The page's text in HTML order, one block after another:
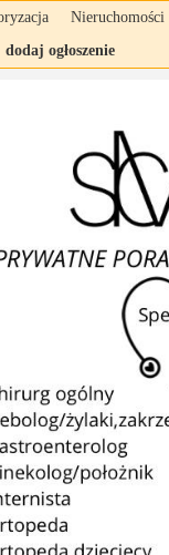
Nieruchomości
dodaj ogłoszenie